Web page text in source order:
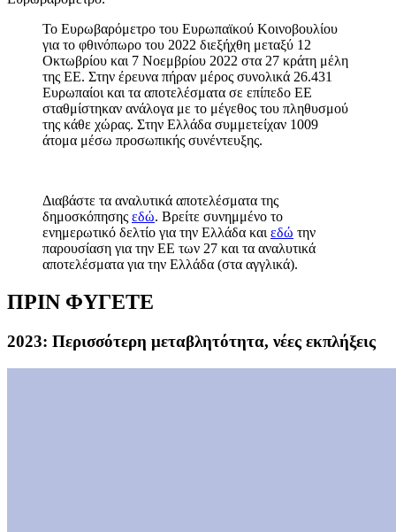
Το Ευρωβαρόμετρο του Ευρωπαϊκού Κοινοβουλίου
για το φθινόπωρο του 2022 διεξήχθη μεταξύ 12
Οκτωβρίου και 7 Νοεμβρίου 2022 στα 27 κράτη μέλη
της ΕΕ. Στην έρευνα πήραν μέρος συνολικά 26.431
Ευρωπαίοι και τα αποτελέσματα σε επίπεδο ΕΕ
σταθμίστηκαν ανάλογα με το μέγεθος του πληθυσμού
της κάθε χώρας. Στην Ελλάδα συμμετείχαν 1009
άτομα μέσω προσωπικής συνέντευξης.
Διαβάστε τα αναλυτικά αποτελέσματα της
δημοσκόπησης εδώ. Βρείτε συνημμένο το
ενημερωτικό δελτίο για την Ελλάδα και εδώ την
παρουσίαση για την ΕΕ των 27 και τα αναλυτικά
αποτελέσματα για την Ελλάδα (στα αγγλικά).
ΠΡΙΝ ΦΥΓΕΤΕ
2023: Περισσότερη μεταβλητότητα, νέες εκπλήξεις